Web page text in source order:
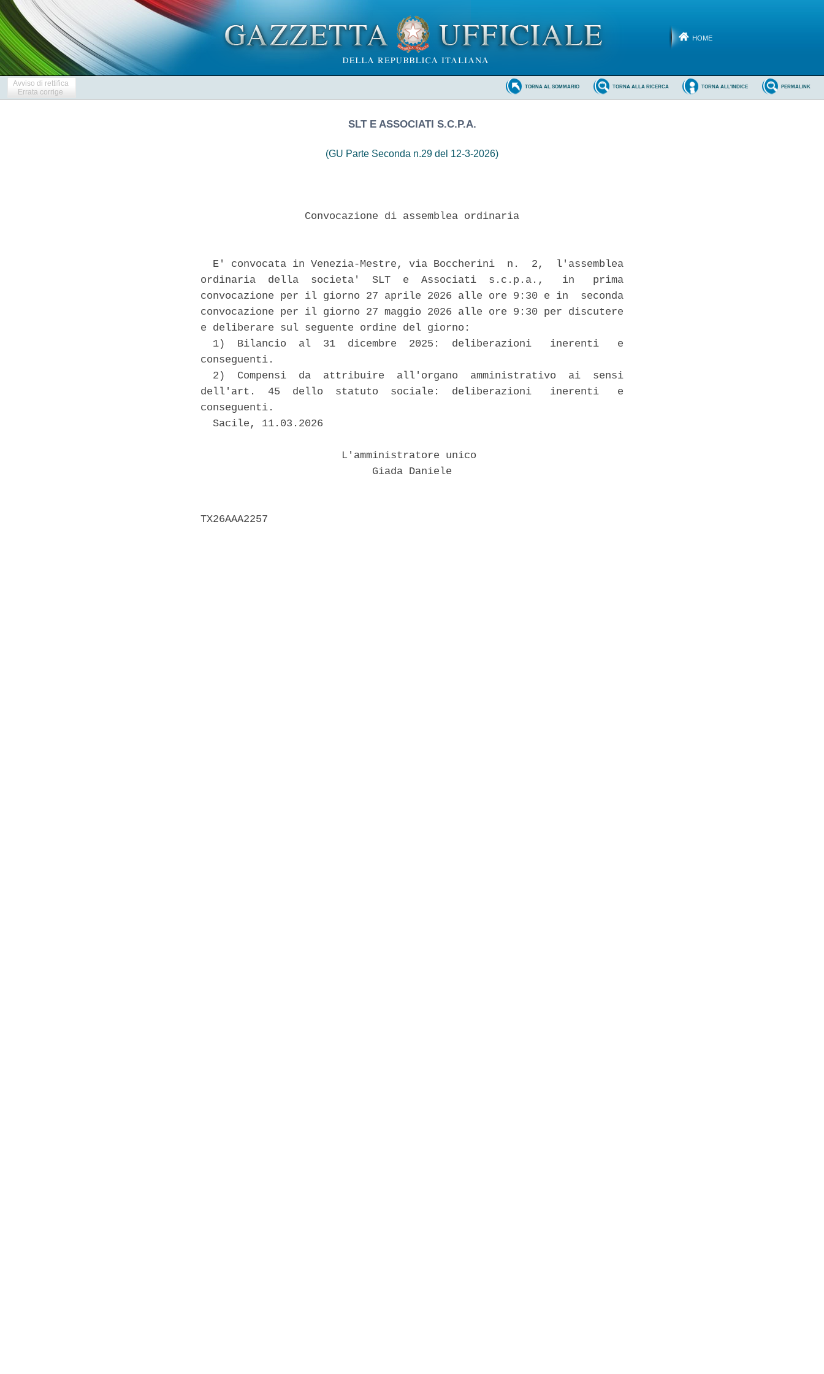
HOME
Avviso di rettifica
Errata corrige
PERMALINK
TORNA ALL'INDICE
TORNA ALLA RICERCA
TORNA AL SOMMARIO
SLT E ASSOCIATI S.C.P.A.
(GU Parte Seconda n.29 del 12-3-2026)
                 Convocazione di assemblea ordinaria
  E' convocata in Venezia-Mestre, via Boccherini  n.  2,  l'assemblea
ordinaria  della  societa'  SLT  e  Associati  s.c.p.a.,   in   prima
convocazione per il giorno 27 aprile 2026 alle ore 9:30 e in  seconda
convocazione per il giorno 27 maggio 2026 alle ore 9:30 per discutere
e deliberare sul seguente ordine del giorno:
  1)  Bilancio  al  31  dicembre  2025:  deliberazioni   inerenti   e
conseguenti.
  2)  Compensi  da  attribuire  all'organo  amministrativo  ai  sensi
dell'art.  45  dello  statuto  sociale:  deliberazioni   inerenti   e
conseguenti.
  Sacile, 11.03.2026
                       L'amministratore unico
                            Giada Daniele